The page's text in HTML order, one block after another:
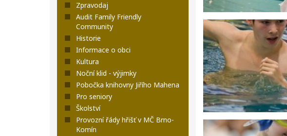
Zpravodaj
Audit Family Friendly
Community
Historie
Informace o obci
Kultura
Noční klid - výjimky
Pobočka knihovny Jiřího Mahena
Pro seniory
Školství
Provozní řády hřišť v MČ Brno-
Komín